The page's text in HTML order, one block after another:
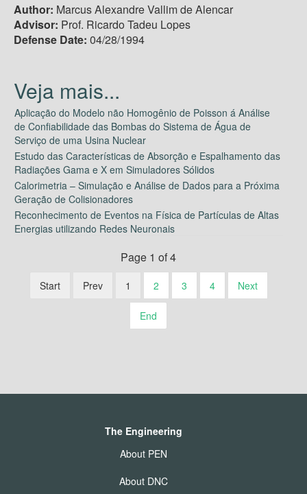
Author: Marcus Alexandre Vallim de Alencar
Advisor: Prof. Ricardo Tadeu Lopes
Defense Date: 04/28/1994
Aplicação do Modelo não Homogênio de Poisson á Análise
de Confiabilidade das Bombas do Sistema de Água de
Serviço de uma Usina Nuclear
Estudo das Características de Absorção e Espalhamento das
Radiações Gama e X em Simuladores Sólidos
Calorimetria – Simulação e Análise de Dados para a Próxima
Geração de Colisionadores
Reconhecimento de Eventos na Física de Partículas de Altas
Energias utilizando Redes Neuronais
Page 1 of 4
Start Prev 1 2 3 4 Next
End
The Engineering
About PEN
About DNC